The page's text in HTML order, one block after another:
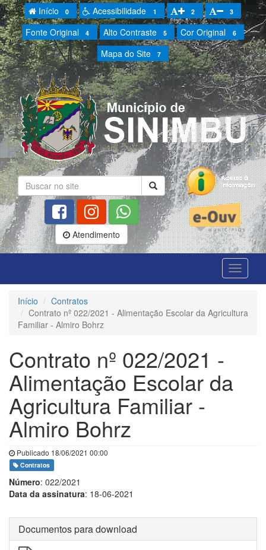
Início 0 Acessibilidade 1 2 3
Fonte Original 4 Alto Contraste 5 Cor Original 6
Mapa do Site 7
Atendimento
Início
Contratos
Contrato nº 022/2021 - Alimentação Escolar da Agricultura
Familiar - Almiro Bohrz
Contrato nº 022/2021 -
Alimentação Escolar da
Agricultura Familiar -
Almiro Bohrz
Publicado 18/06/2021 00:00
Contratos
Número: 022/2021
Data da assinatura: 18-06-2021
Documentos para download